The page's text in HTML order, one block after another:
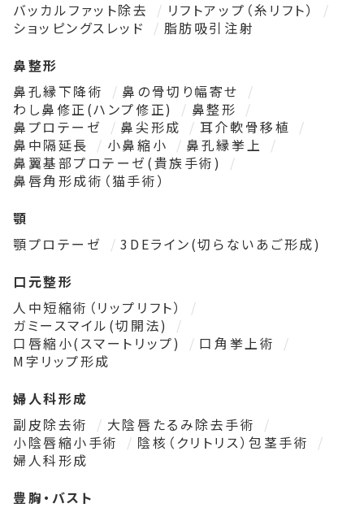
バッカルファット除去
リフトアップ（糸リフト）
ショッピングスレッド
脂肪吸引注射
鼻整形
鼻孔縁下降術
鼻の骨切り幅寄せ
わし鼻修正(ハンプ修正)
鼻整形
鼻プロテーゼ
鼻尖形成
耳介軟骨移植
鼻中隔延長
小鼻縮小
鼻孔縁挙上
鼻翼基部プロテーゼ(貴族手術)
鼻唇角形成術（猫手術）
顎
顎プロテーゼ
3DEライン(切らないあご形成)
口元整形
人中短縮術（リップリフト）
ガミースマイル(切開法)
口唇縮小(スマートリップ)
口角挙上術
M字リップ形成
婦人科形成
副皮除去術
大陰唇たるみ除去手術
小陰唇縮小手術
陰核（クリトリス）包茎手術
婦人科形成
豊胸・バスト